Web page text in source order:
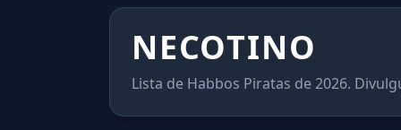
NECOTINO
Lista de Habbos Piratas de 2026.